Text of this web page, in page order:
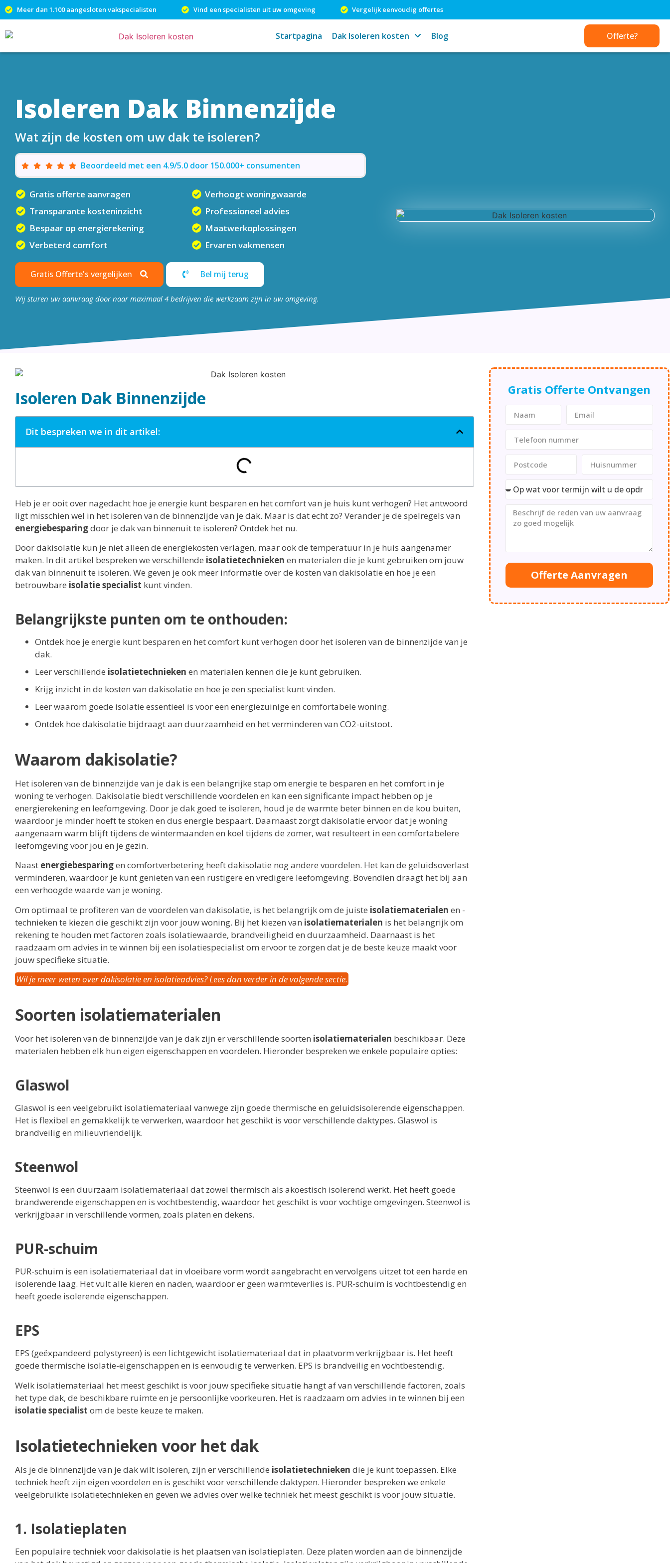
Meer dan 1.100 aangesloten vakspecialisten Vind een specialisten uit uw omgeving Vergelijk eenvoudig offertes
Startpagina Dak Isoleren kosten Blog Offerte?
Isoleren Dak Binnenzijde
Wat zijn de kosten om uw dak te isoleren?
Beoordeeld met een 4.9/5.0 door 150.000+ consumenten
Gratis offerte aanvragen
Transparante kosteninzicht
Bespaar op energierekening
Verbeterd comfort
Verhoogt woningwaarde
Professioneel advies
Maatwerkoplossingen
Ervaren vakmensen
Gratis Offerte's vergelijken Bel mij terug
Wij sturen uw aanvraag door naar maximaal 4 bedrijven die werkzaam zijn in uw omgeving.
Isoleren Dak Binnenzijde
Dit bespreken we in dit artikel:
Heb je er ooit over nagedacht hoe je energie kunt besparen en het comfort van je huis kunt verhogen? Het antwoord
ligt misschien wel in het isoleren van de binnenzijde van je dak. Maar is dat echt zo? Verander je de spelregels van
energiebesparingdoor je dak van binnenuit te isoleren? Ontdek het nu.
Door dakisolatie kun je niet alleen de energiekosten verlagen, maar ook de temperatuur in je huis aangenamer
maken. In dit artikel bespreken we verschillende isolatietechnieken en materialen die je kunt gebruiken om jouw
dak van binnenuit te isoleren. We geven je ook meer informatie over de kosten van dakisolatie en hoe je een
betrouwbare isolatie specialist kunt vinden.
Belangrijkste punten om te onthouden:
Ontdek hoe je energie kunt besparen en het comfort kunt verhogen door het isoleren van de binnenzijde van je
dak.
Leer verschillende isolatietechnieken en materialen kennen die je kunt gebruiken.
Krijg inzicht in de kosten van dakisolatie en hoe je een specialist kunt vinden.
Leer waarom goede isolatie essentieel is voor een energiezuinige en comfortabele woning.
Ontdek hoe dakisolatie bijdraagt aan duurzaamheid en het verminderen van CO2-uitstoot.
Waarom dakisolatie?
Het isoleren van de binnenzijde van je dak is een belangrijke stap om energie te besparen en het comfort in je
woning te verhogen. Dakisolatie biedt verschillende voordelen en kan een significante impact hebben op je
energierekening en leefomgeving. Door je dak goed te isoleren, houd je de warmte beter binnen en de kou buiten,
waardoor je minder hoeft te stoken en dus energie bespaart. Daarnaast zorgt dakisolatie ervoor dat je woning
aangenaam warm blijft tijdens de wintermaanden en koel tijdens de zomer, wat resulteert in een comfortabelere
leefomgeving voor jou en je gezin.
Naast energiebesparingen comfortverbetering heeft dakisolatie nog andere voordelen. Het kan de geluidsoverlast
verminderen, waardoor je kunt genieten van een rustigere en vredigere leefomgeving. Bovendien draagt het bij aan
een verhoogde waarde van je woning.
Om optimaal te profiteren van de voordelen van dakisolatie, is het belangrijk om de juiste isolatiematerialen en -
technieken te kiezen die geschikt zijn voor jouw woning. Bij het kiezen van isolatiematerialen is het belangrijk om
rekening te houden met factoren zoals isolatiewaarde, brandveiligheid en duurzaamheid. Daarnaast is het
raadzaam om advies in te winnen bij een isolatiespecialist om ervoor te zorgen dat je de beste keuze maakt voor
jouw specifieke situatie.
Wil je meer weten over dakisolatie en isolatieadvies? Lees dan verder in de volgende sectie.
Soorten isolatiematerialen
Voor het isoleren van de binnenzijde van je dak zijn er verschillende soorten isolatiematerialen beschikbaar. Deze
materialen hebben elk hun eigen eigenschappen en voordelen. Hieronder bespreken we enkele populaire opties:
Glaswol
Glaswol is een veelgebruikt isolatiemateriaal vanwege zijn goede thermische en geluidsisolerende eigenschappen.
Het is flexibel en gemakkelijk te verwerken, waardoor het geschikt is voor verschillende daktypes. Glaswol is
brandveilig en milieuvriendelijk.
Steenwol
Steenwol is een duurzaam isolatiemateriaal dat zowel thermisch als akoestisch isolerend werkt. Het heeft goede
brandwerende eigenschappen en is vochtbestendig, waardoor het geschikt is voor vochtige omgevingen. Steenwol is
verkrijgbaar in verschillende vormen, zoals platen en dekens.
PUR-schuim
PUR-schuim is een isolatiemateriaal dat in vloeibare vorm wordt aangebracht en vervolgens uitzet tot een harde en
isolerende laag. Het vult alle kieren en naden, waardoor er geen warmteverlies is. PUR-schuim is vochtbestendig en
heeft goede isolerende eigenschappen.
EPS
EPS (geëxpandeerd polystyreen) is een lichtgewicht isolatiemateriaal dat in plaatvorm verkrijgbaar is. Het heeft
goede thermische isolatie-eigenschappen en is eenvoudig te verwerken. EPS is brandveilig en vochtbestendig.
Welk isolatiemateriaal het meest geschikt is voor jouw specifieke situatie hangt af van verschillende factoren, zoals
het type dak, de beschikbare ruimte en je persoonlijke voorkeuren. Het is raadzaam om advies in te winnen bij een
isolatie specialist om de beste keuze te maken.
Isolatietechnieken voor het dak
Als je de binnenzijde van je dak wilt isoleren, zijn er verschillende isolatietechnieken die je kunt toepassen. Elke
techniek heeft zijn eigen voordelen en is geschikt voor verschillende daktypen. Hieronder bespreken we enkele
veelgebruikte isolatietechnieken en geven we advies over welke techniek het meest geschikt is voor jouw situatie.
1. Isolatieplaten
Een populaire techniek voor dakisolatie is het plaatsen van isolatieplaten. Deze platen worden aan de binnenzijde
Gratis Offerte Ontvangen
Offerte Aanvragen